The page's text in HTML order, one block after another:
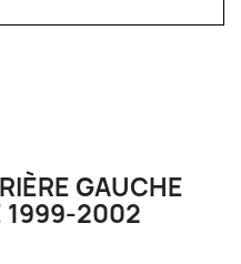
GAUCHE
1999-2002